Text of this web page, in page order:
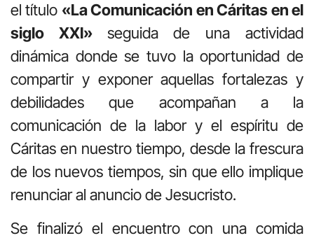
el título «La Comunicación en Cáritas en el
siglo XXI» seguida de una actividad
dinámica donde se tuvo la oportunidad de
compartir y exponer aquellas fortalezas y
debilidades que acompañan a la
comunicación de la labor y el espíritu de
Cáritas en nuestro tiempo, desde la frescura
de los nuevos tiempos, sin que ello implique
renunciar al anuncio de Jesucristo.
Se finalizó el encuentro con una comida